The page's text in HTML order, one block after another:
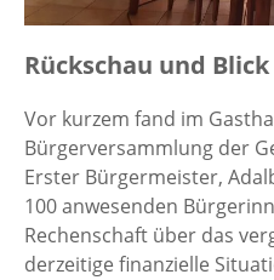
Rückschau und
Vor kurzem fand im
Bürgerversammlung der
Erster Bürgermeister,
100 anwesenden
Rechenschaft über das
derzeitige finanzielle